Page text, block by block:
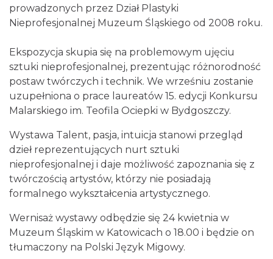
17th WORLD BRIDGE SERIES – Katowice
2026
Katowice
LORD OF THE DANCE - 30th Anniversary
Tour
prowadzonych przez Dział Plastyki
Nieprofesjonalnej Muzeum Śląskiego od 2008 roku.
Ekspozycja skupia się na problemowym ujęciu
sztuki nieprofesjonalnej, prezentując różnorodność
postaw twórczych i technik. We wrześniu zostanie
uzupełniona o prace laureatów 15. edycji Konkursu
Malarskiego im. Teofila Ociepki w Bydgoszczy.
Wystawa Talent, pasja, intuicja stanowi przegląd
dzieł reprezentujących nurt sztuki
nieprofesjonalnej i daje możliwość zapoznania się z
twórczością artystów, którzy nie posiadają
formalnego wykształcenia artystycznego.
Wernisaż wystawy odbędzie się 24 kwietnia w
Muzeum Śląskim w Katowicach o 18.00 i będzie on
tłumaczony na Polski Język Migowy.